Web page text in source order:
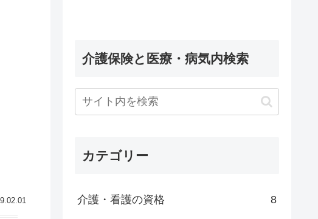
介護保険と医療・病気内検索
カテゴリー
介護・看護の資格 8